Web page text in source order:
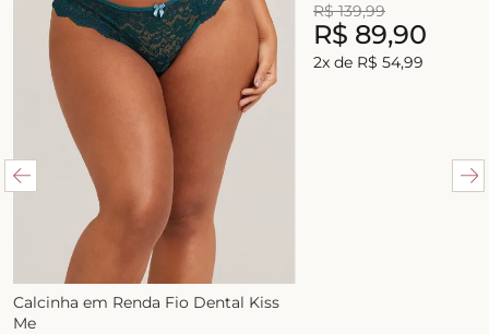
Calcinha em Renda Fio Dental Kiss
Me
R$ 139,99
R$ 89,90
2x de R$ 54,99